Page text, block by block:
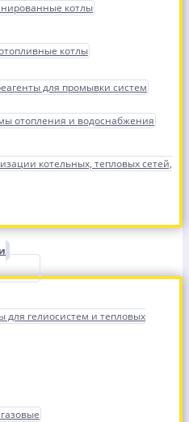
котлы
котлы
для промывки систем
отопления и водоснабжения
котельных, тепловых сетей,
для гелиосистем и тепловых